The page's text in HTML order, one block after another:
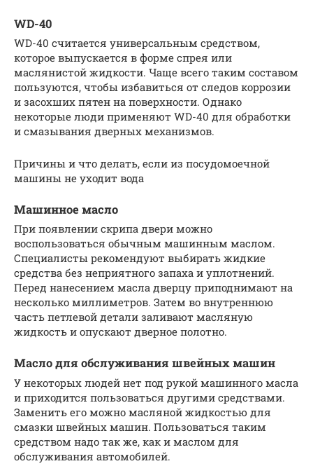
WD-40
WD-40 считается универсальным средством,
которое выпускается в форме спрея или
маслянистой жидкости. Чаще всего таким составом
пользуются, чтобы избавиться от следов коррозии
и засохших пятен на поверхности. Однако
некоторые люди применяют WD-40 для обработки
и смазывания дверных механизмов.
Причины и что делать, если из посудомоечной
машины не уходит вода
Машинное масло
При появлении скрипа двери можно
воспользоваться обычным машинным маслом.
Специалисты рекомендуют выбирать жидкие
средства без неприятного запаха и уплотнений.
Перед нанесением масла дверцу приподнимают на
несколько миллиметров. Затем во внутреннюю
часть петлевой детали заливают масляную
жидкость и опускают дверное полотно.
Масло для обслуживания швейных машин
У некоторых людей нет под рукой машинного масла
и приходится пользоваться другими средствами.
Заменить его можно масляной жидкостью для
смазки швейных машин. Пользоваться таким
средством надо так же, как и маслом для
обслуживания автомобилей.